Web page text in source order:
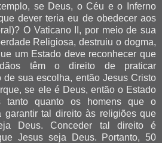
se Deus, o Céu e o Inferno
dever teria eu de obedecer aos
O Vaticano II, por meio de sua
Religiosa, destruiu o dogma,
um Estado deve reconhecer que
têm o direito de praticar
sua escolha, então Jesus Cristo
se ele é Deus, então o Estado
tanto quanto os homens que o
garantir tal direito às religiões que
Deus. Conceder tal direito é
Jesus seja Deus. Portanto, 50